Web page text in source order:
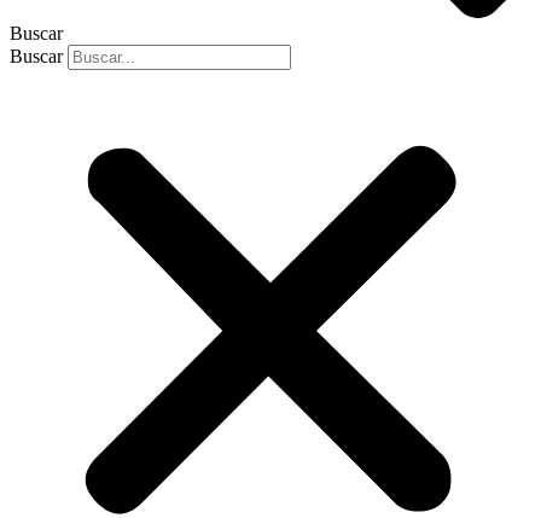
Buscar
Buscar